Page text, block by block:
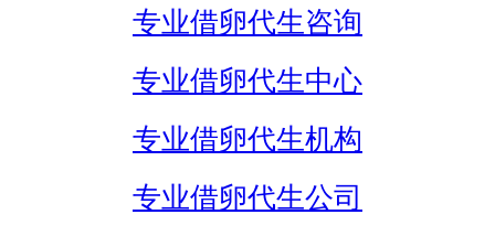
专业借卵代生咨询
专业借卵代生中心
专业借卵代生机构
专业借卵代生公司